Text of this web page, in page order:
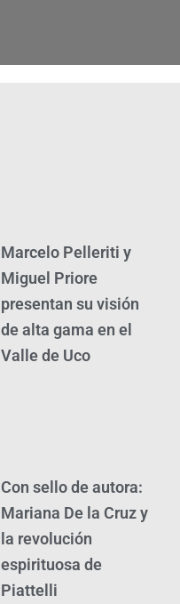
Marcelo Pelleriti y
Miguel Priore
presentan su visión
de alta gama en el
Valle de Uco
Con sello de autora:
Mariana De la Cruz y
la revolución
espirituosa de
Piattelli